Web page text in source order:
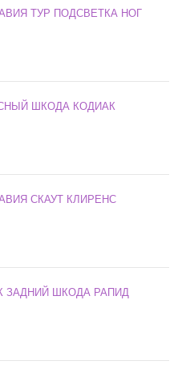
ТУР ПОДСВЕТКА НОГ
ШКОДА КОДИАК
СКАУТ КЛИРЕНС
ЗАДНИЙ ШКОДА РАПИД